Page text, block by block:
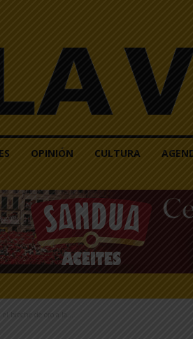
OPINIÓN CULTURA
broche de oro a la...